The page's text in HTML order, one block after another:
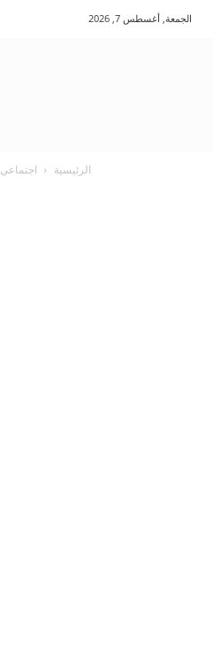
الجمعة, أغسطس 7, 2026
الرئيسية اجتماعي